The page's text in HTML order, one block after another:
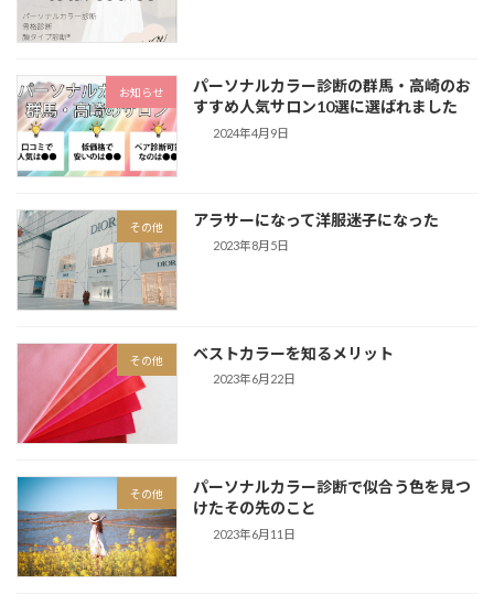
お知らせ
パーソナルカラー診断の群馬・高崎のお
すすめ人気サロン10選に選ばれました
2024年4月9日
その他 アラサーになって洋服迷子になった
2023年8月5日
その他 ベストカラーを知るメリット
2023年6月22日
その他
パーソナルカラー診断で似合う色を見つ
けたその先のこと
2023年6月11日